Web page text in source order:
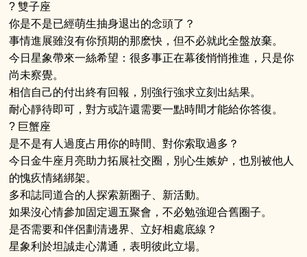
? 雙子座
你是不是已經萌生抽身退出的念頭了？
事情進展雖沒有你預期的那麽快，但不必就此全盤放棄。
今日星象帶來一絲希望：很多事正在幕後悄悄推進，只是你
尚未察覺。
相信自己的付出終有回報，別強行強求立刻出結果。
耐心靜待即可，對方或許還需要一點時間才能給你答復。
? 巨蟹座
是不是有人過度占用你的時間、對你索取過多？
今日金牛座月亮助力拓展社交圈，別心生嫉妒，也別被他人
的愧疚情緒綁架。
多和誌同道合的人探索新圈子、新活動。
如果沒心情參加固定週五聚會，不必勉強迎合舊圈子。
是否需要和伴侶劃清邊界、立好相處底線？
星象利於坦誠走心溝通，表明彼此立場。